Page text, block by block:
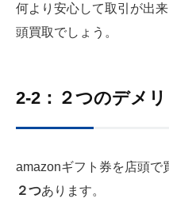
何より安心して取引が出
頭買取でしょう。
2-2：２つのデメリ
amazonギフト券を店頭で
２つあります。